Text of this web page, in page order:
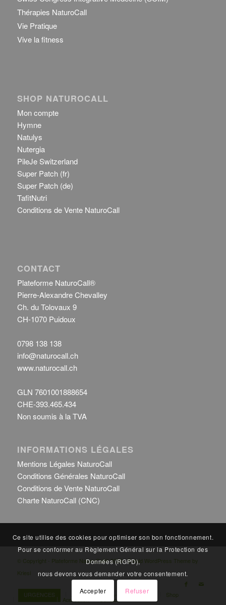
Thérapies NaturoCall
Vie Pratique
Vive la fitness
SHOP NATUROCALL
Mon compte
Hymne
Natulys
Nutergia
PileJe Switzerland
Super Patch (fr)
Super Patch (de)
TafitNutri
Conditions de Vente NaturoCall
CONTACT
Plateforme NaturoCall®
Pierre-Alexandre Chevalley
Ch. du Tolovaux 9
CH-1070 Puidoux
0798 138 138
info@naturocall.ch
www.naturocall.ch
GLN 7601001888654
CHE-393.465.434
Non soumis à la TVA
INFORMATIONS LÉGALES
Mentions Légales NaturoCall
Conditions Générales NaturoCall
Conditions de Vente NaturoCall
Charte NaturoCall (CNC)
© Copyright - Plateforme NaturoCall® 2026 -Enfold WordPress Theme by
Kriesi
URGENCES Accueil Pages-vertes Infos Shop
Marché Local Application Contact
Ce site utilise des cookies pour optimiser son bon fonctionnement.
Pour se conformer au Règlement Général sur la Protection des
Données (RGPD),
nous devons vous demander votre consentement.
Accepter
Refuser